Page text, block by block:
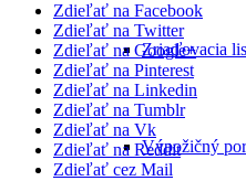
Zriaďovacia
Výpožičný
Zdieľať na Facebook
Zdieľať na Twitter
Zdieľať na Google+
Zdieľať na Pinterest
Zdieľať na Linkedin
Zdieľať na Tumblr
Zdieľať na Vk
Zdieľať na Reddit
Zdieľať cez Mail